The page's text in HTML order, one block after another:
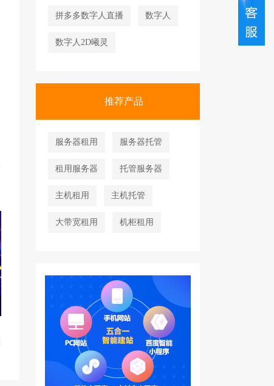
拼多多数字人直播 数字人
数字人2D曦灵
推荐产品
服务器租用 服务器托管
租用服务器 托管服务器
主机租用 主机托管
大带宽租用 机柜租用